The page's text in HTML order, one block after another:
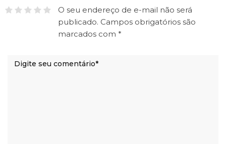
O seu endereço de e-mail não será
publicado. Campos obrigatórios são
marcados com *